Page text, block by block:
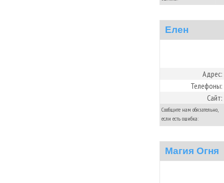
Елен
Адрес:
Телефоны:
Сайт:
Сообщите нам обязательно,
если есть ошибка:
Магия Огня